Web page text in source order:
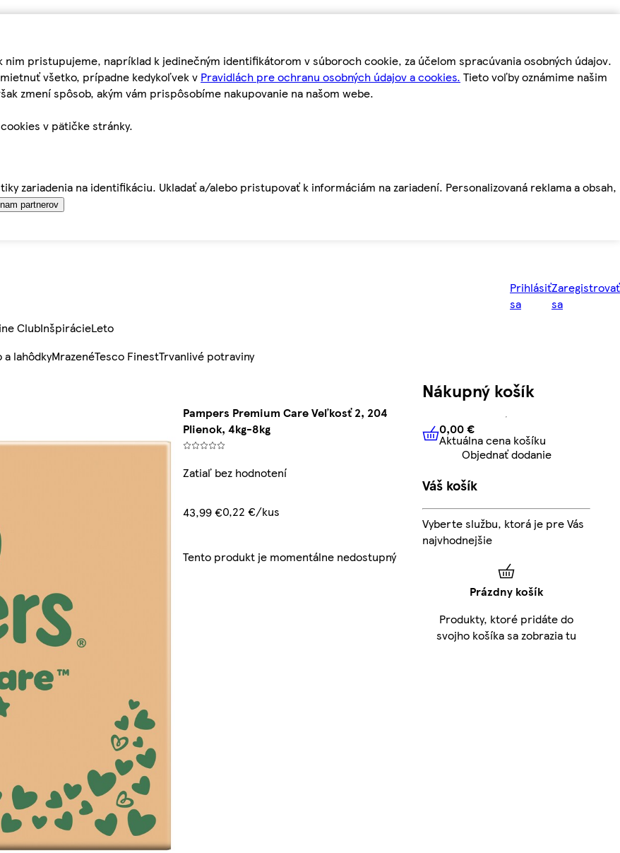
nim pristupujeme, napríklad k jedinečným identifikátorom v súboroch cookie, za účelom spracúvania osobných údajov.
všetko, prípadne kedykoľvek v Pravidlách pre ochranu osobných údajov a cookies. Tieto voľby oznámime našim
zmení spôsob, akým vám prispôsobíme nakupovanie na našom webe.
v pätičke stránky.
zariadenia na identifikáciu. Ukladať a/alebo pristupovať k informáciám na zariadení. Personalizovaná reklama a obsah,
partnerov
Prihlásiť
sa
Zaregistrovať
sa
ClubInšpirácieLeto
a lahôdkyMrazenéTesco FinestTrvanlivé potraviny
Pampers Premium Care Veľkosť 2, 204
Plienok, 4kg-8kg
Zatiaľ bez hodnotení
43,99 €0,22 €/kus
Tento produkt je momentálne nedostupný
Nákupný košík
0,00 € Aktuálna cena košíku
0,00 €
Aktuálna cena košíku
Objednať dodanie
Váš košík
Vyberte službu, ktorá je pre Vás
najvhodnejšie
Prázdny košík
Produkty, ktoré pridáte do
svojho košíka sa zobrazia tu